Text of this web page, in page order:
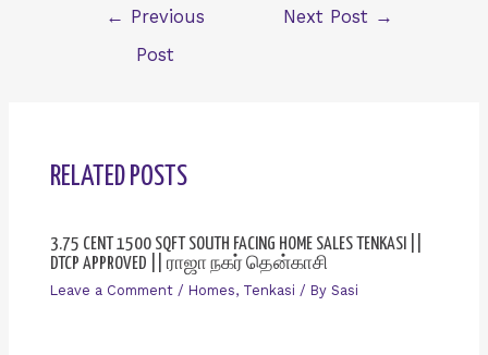
← Previous
Post
Next Post →
RELATED POSTS
3.75 CENT 1500 SQFT SOUTH FACING HOME SALES TENKASI ||
DTCP APPROVED || ராஜா நகர் தென்காசி
Leave a Comment / Homes, Tenkasi / By Sasi